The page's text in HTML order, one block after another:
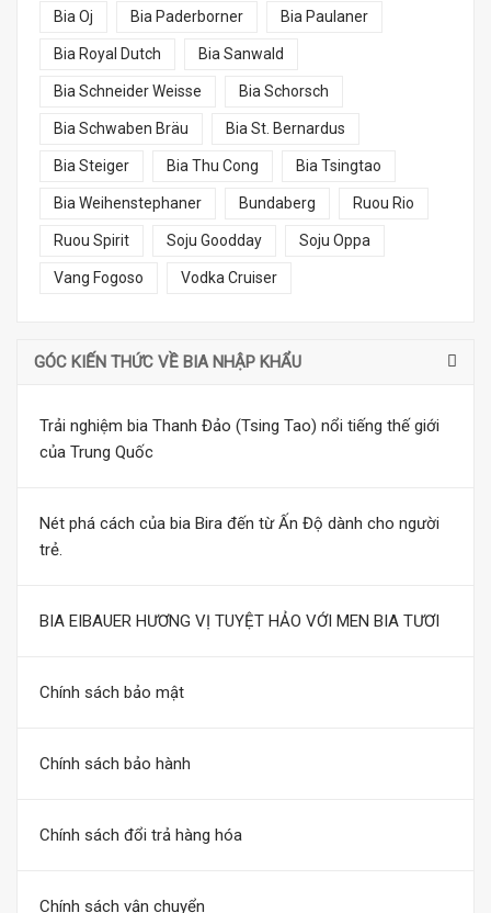
Bia Oj Bia Paderborner Bia Paulaner
Bia Royal Dutch Bia Sanwald
Bia Schneider Weisse Bia Schorsch
Bia Schwaben Bräu Bia St. Bernardus
Bia Steiger Bia Thu Cong Bia Tsingtao
Bia Weihenstephaner Bundaberg Ruou Rio
Ruou Spirit Soju Goodday Soju Oppa
Vang Fogoso Vodka Cruiser
GÓC KIẾN THỨC VỀ BIA NHẬP KHẨU
Trải nghiệm bia Thanh Đảo (Tsing Tao) nổi tiếng thế giới
của Trung Quốc
Nét phá cách của bia Bira đến từ Ấn Độ dành cho người
trẻ.
BIA EIBAUER HƯƠNG VỊ TUYỆT HẢO VỚI MEN BIA TƯƠI
Chính sách bảo mật
Chính sách bảo hành
Chính sách đổi trả hàng hóa
Chính sách vận chuyển